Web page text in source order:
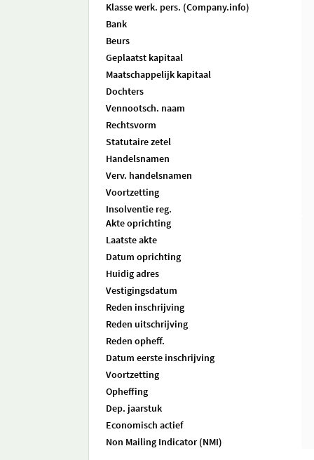
Klasse werk. pers. (Company.info)
Bank
Beurs
Geplaatst kapitaal
Maatschappelijk kapitaal
Dochters
Vennootsch. naam
Rechtsvorm
Statutaire zetel
Handelsnamen
Verv. handelsnamen
Voortzetting
Insolventie reg.
Akte oprichting
Laatste akte
Datum oprichting
Huidig adres
Vestigingsdatum
Reden inschrijving
Reden uitschrijving
Reden opheff.
Datum eerste inschrijving
Voortzetting
Opheffing
Dep. jaarstuk
Economisch actief
Non Mailing Indicator (NMI)